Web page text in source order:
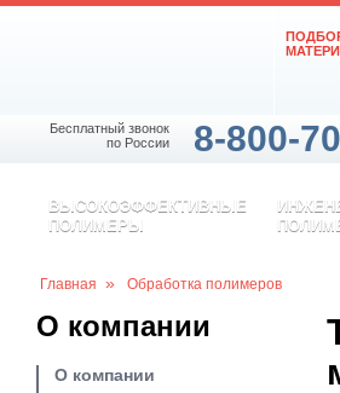
Бесплатный звонок
по России
8-800-
ВЫСОКОЭФФЕКТИВНЫЕ
ПОЛИМЕРЫ
Главная » Обработка полимеров
О компании
О компании